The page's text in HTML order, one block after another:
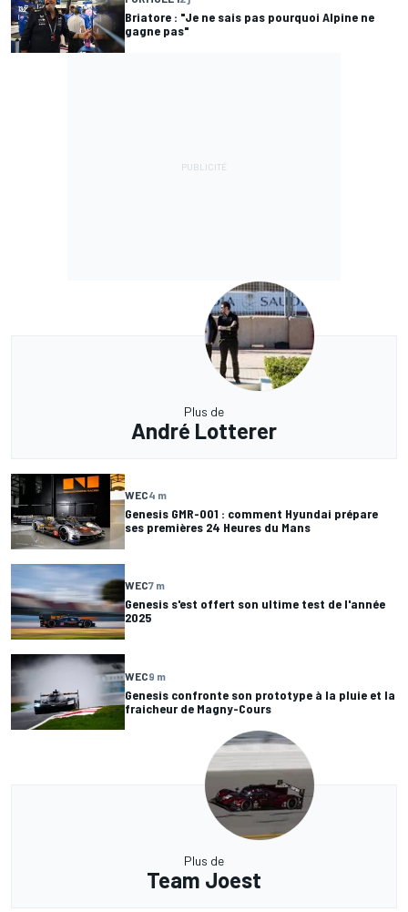
Briatore : "Je ne sais pas pourquoi Alpine ne
gagne pas"
Plus de
André Lotterer
WEC4 m
Genesis GMR-001 : comment Hyundai prépare
ses premières 24 Heures du Mans
WEC7 m
Genesis s'est offert son ultime test de l'année
2025
WEC9 m
Genesis confronte son prototype à la pluie et la
fraicheur de Magny-Cours
Plus de
Team Joest